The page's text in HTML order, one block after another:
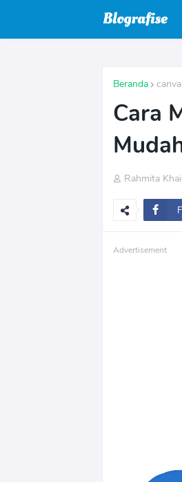
Beranda canva
Cara
Rahmita
Advertisement